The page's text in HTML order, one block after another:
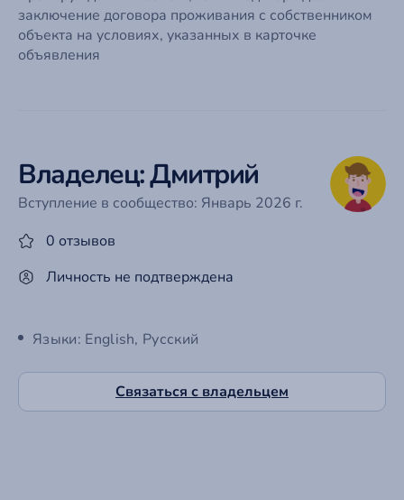
заключение договора проживания с собственником
объекта на условиях, указанных в карточке
объявления
Владелец: Дмитрий
Вступление в сообщество: Январь 2026 г.
0 отзывов
Личность не подтверждена
Языки: English, Русский
Связаться с владельцем